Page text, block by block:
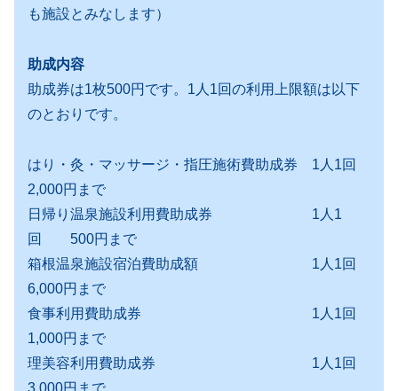
も施設とみなします）
助成内容
助成券は1枚500円です。1人1回の利用上限額は以下
のとおりです。
はり・灸・マッサージ・指圧施術費助成券 1人1回
2,000円まで
日帰り温泉施設利用費助成券 1人1
回 500円まで
箱根温泉施設宿泊費助成額 1人1回
6,000円まで
食事利用費助成券 1人1回
1,000円まで
理美容利用費助成券 1人1回
3,000円まで